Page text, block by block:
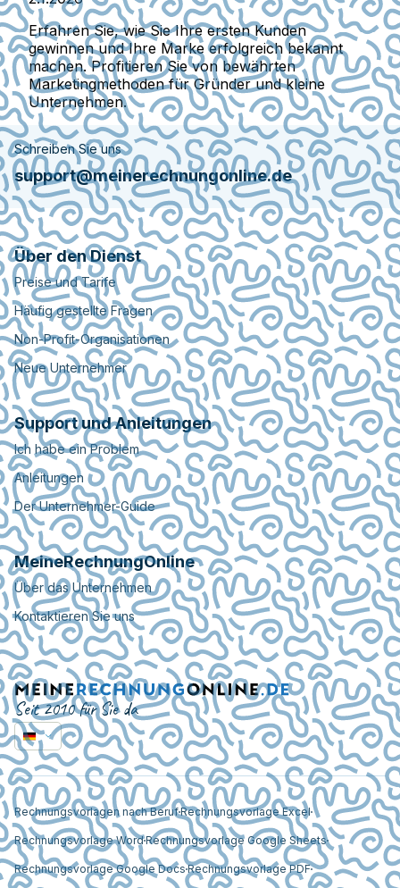
Erfahren Sie, wie Sie Ihre ersten Kunden
gewinnen und Ihre Marke erfolgreich bekannt
machen. Profitieren Sie von bewährten
Marketingmethoden für Gründer und kleine
Unternehmen.
Schreiben Sie uns
support@meinerechnungonline.de
Über den Dienst
Preise und Tarife
Häufig gestellte Fragen
Non-Profit-Organisationen
Neue Unternehmer
Support und Anleitungen
Ich habe ein Problem
Anleitungen
Der Unternehmer-Guide
MeineRechnungOnline
Über das Unternehmen
Kontaktieren Sie uns
Seit 2010 für Sie da
Rechnungsvorlagen nach BerufRechnungsvorlage Excel
Rechnungsvorlage WordRechnungsvorlage Google Sheets
Rechnungsvorlage Google Docs Rechnungsvorlage PDF